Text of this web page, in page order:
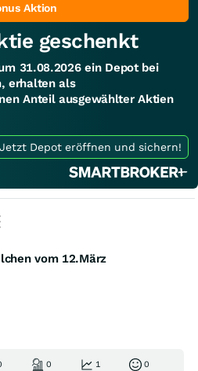
Aktion
geschenkt
31.08.2026 ein Depot bei
erhalten als
Anteil ausgewählter Aktien
Jetzt Depot eröffnen und sichern!
vom 12.März
0 1 0